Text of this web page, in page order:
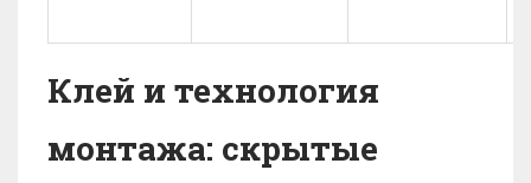
Клей и технология
монтажа: скрытые